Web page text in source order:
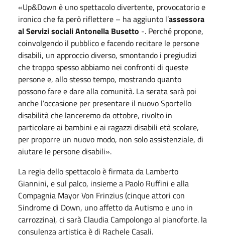
«Up&Down è uno spettacolo divertente, provocatorio e
ironico che fa però riflettere – ha aggiunto l’assessora
al Servizi sociali Antonella Busetto -. Perché propone,
coinvolgendo il pubblico e facendo recitare le persone
disabili, un approccio diverso, smontando i pregiudizi
che troppo spesso abbiamo nei confronti di queste
persone e, allo stesso tempo, mostrando quanto
possono fare e dare alla comunità. La serata sarà poi
anche l’occasione per presentare il nuovo Sportello
disabilità che lanceremo da ottobre, rivolto in
particolare ai bambini e ai ragazzi disabili età scolare,
per proporre un nuovo modo, non solo assistenziale, di
aiutare le persone disabili».
La regia dello spettacolo è firmata da Lamberto
Giannini, e sul palco, insieme a Paolo Ruffini e alla
Compagnia Mayor Von Frinzius (cinque attori con
Sindrome di Down, uno affetto da Autismo e uno in
carrozzina), ci sarà Claudia Campolongo al pianoforte. la
consulenza artistica è di Rachele Casali.